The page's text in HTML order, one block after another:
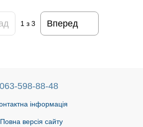
1з 3 Вперед
063-598-88-48
інформація
Повна версія сайту